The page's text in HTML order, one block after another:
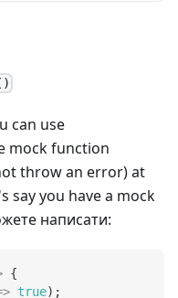
can use
mock function
throw an error) at
say you have a mock
написати:
{
true) ;